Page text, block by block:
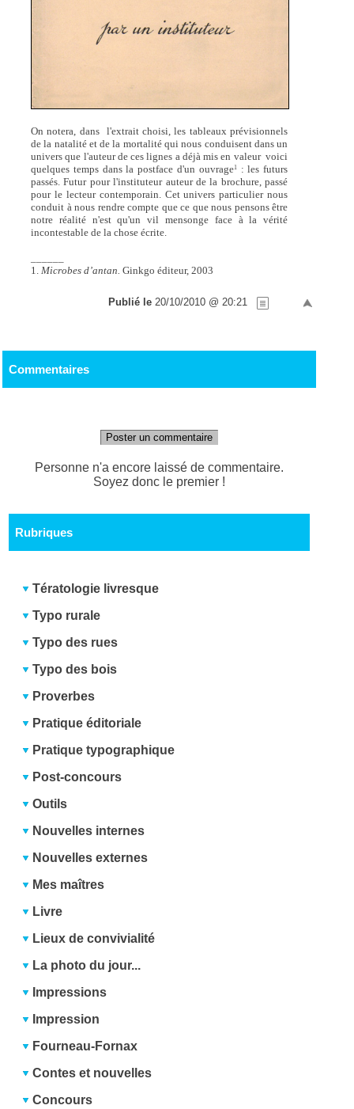
On notera, dans l'extrait choisi, les tableaux prévisionnels
de la natalité et de la mortalité qui nous conduisent dans un
univers que l'auteur de ces lignes a déjà mis en valeur voici
quelques temps dans la postface d'un ouvrage1: les futurs
passés. Futur pour l'instituteur auteur de la brochure, passé
pour le lecteur contemporain. Cet univers particulier nous
conduit à nous rendre compte que ce que nous pensons être
notre réalité n'est qu'un vil mensonge face à la vérité
incontestable de la chose écrite.
1.Microbes d’antan. Ginkgo éditeur, 2003
Publié le 20/10/2010 @ 20:21
Commentaires
Poster un commentaire
Personne n'a encore laissé de commentaire.
Soyez donc le premier !
Rubriques
Tératologie livresque
Typo rurale
Typo des rues
Typo des bois
Proverbes
Pratique éditoriale
Pratique typographique
Post-concours
Outils
Nouvelles internes
Nouvelles externes
Mes maîtres
Livre
Lieux de convivialité
La photo du jour...
Impressions
Impression
Fourneau-Fornax
Contes et nouvelles
Concours